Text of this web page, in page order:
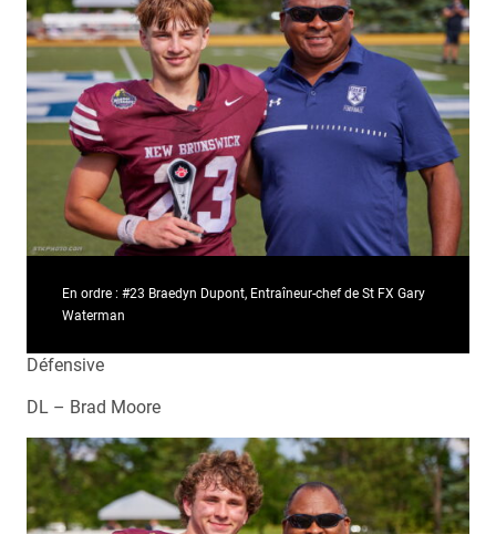
En ordre : #23 Braedyn Dupont, Entraîneur-chef de St FX Gary
Waterman
Défensive
DL – Brad Moore